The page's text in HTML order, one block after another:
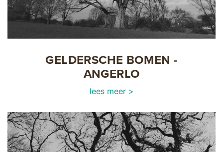
GELDERSCHE BOMEN -
ANGERLO
lees meer >